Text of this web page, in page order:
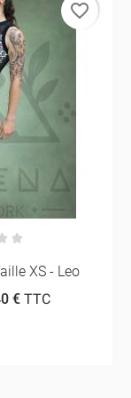
XS - Leo
TTC
favorite_border